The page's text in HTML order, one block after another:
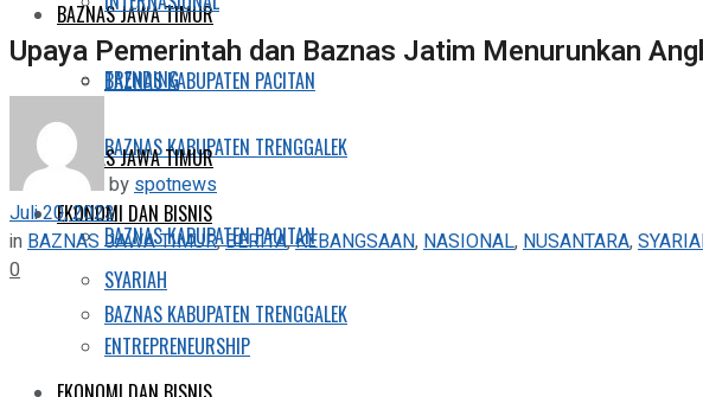
BAZNAS JAWA TIMUR
BAZNAS KABUPATEN PACITAN
BAZNAS KABUPATEN TRENGGALEK
EKONOMI DAN BISNIS
SYARIAH
ENTREPRENEURSHIP
TRENDING
BAZNAS JAWA TIMUR
BAZNAS KABUPATEN PACITAN
BAZNAS KABUPATEN TRENGGALEK
Upaya Pemerintah dan Baznas Jatim Menurunkan
by spotnews
Juli 20, 2023
in BAZNAS JAWA TIMUR,BERITA,KEBANGSAAN, NASIONAL, NUSANTARA,
0